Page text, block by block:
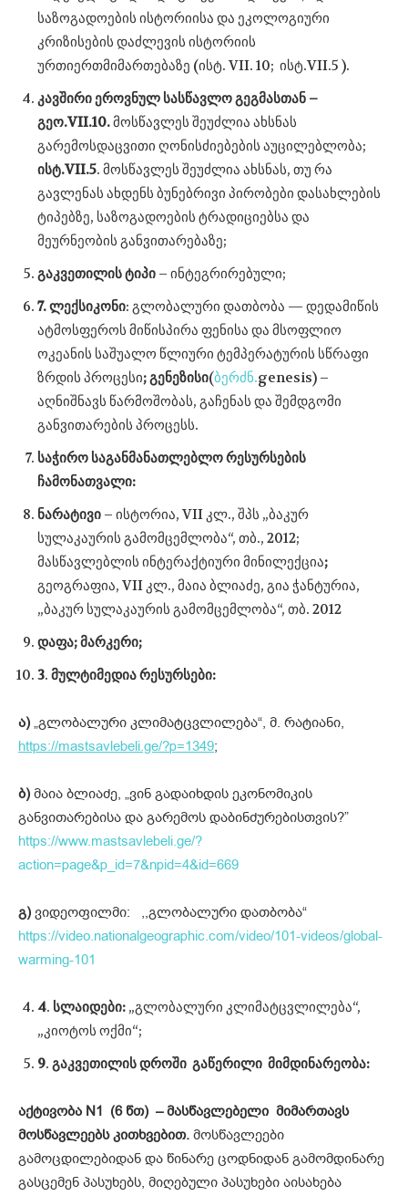
საზოგადოების ისტორიისა და ეკოლოგიური
კრიზისების დაძლევის ისტორიის
ურთიერთმიმართებაზე (ისტ. VII. 10; ისტ.VII.5 ).
კავშირი ეროვნულ სასწავლო გეგმასთან –
გეო.VII.10.მოსწავლეს შეუძლია ახსნას
გარემოსდაცვითი ღონისძიებების აუცილებლობა;
ისტ.VII.5. მოსწავლეს შეუძლია ახსნას, თუ რა
გავლენას ახდენს ბუნებრივი პირობები დასახლების
ტიპებზე, საზოგადოების ტრადიციებსა და
მეურნეობის განვითარებაზე;
გაკვეთილის ტიპი – ინტეგრირებული;
7.ლექსიკონი: გლობალური დათბობა — დედამიწის
ატმოსფეროს მიწისპირა ფენისა და მსოფლიო
ოკეანის საშუალო წლიური ტემპერატურის სწრაფი
ზრდის პროცესი;გენეზისი(ბერძნ.genesis) –
აღნიშნავს წარმოშობას, გაჩენას და შემდგომი
განვითარების პროცესს.
საჭირო საგანმანათლებლო რესურსების
ჩამონათვალი:
ნარატივი – ისტორია, VII კლ., შპს „ბაკურ
სულაკაურის გამომცემლობა“, თბ., 2012;
მასწავლებლის ინტერაქტიური მინილექცია;
გეოგრაფია, VII კლ., მაია ბლიაძე, გია ჭანტურია,
„ბაკურ სულაკაურის გამომცემლობა“, თბ. 2012
დაფა; მარკერი;
3. მულტიმედია რესურსები:
ა) „გლობალური კლიმატცვლილება“, მ. რატიანი,
https://mastsavlebeli.ge/?p=1349;
ბ) მაია ბლიაძე, „ვინ გადაიხდის ეკონომიკის
განვითარებისა და გარემოს დაბინძურებისთვის?”
https://www.mastsavlebeli.ge/?
action=page&p_id=7&npid=4&id=669
გ) ვიდეოფილმი: ,,გლობალური დათბობა“
https://video.nationalgeographic.com/video/101-videos/global-
warming-101
4. სლაიდები: „გლობალური კლიმატცვლილება“,
„კიოტოს ოქმი“;
9. გაკვეთილისდროში გაწერილი მიმდინარეობა:
აქტივობა N1 (6 წთ) – მასწავლებელი მიმართავს
მოსწავლეებს კითხვებით. მოსწავლეები
გამოცდილებიდან და წინარე ცოდნიდან გამომდინარე
გასცემენ პასუხებს, მიღებული პასუხები აისახება